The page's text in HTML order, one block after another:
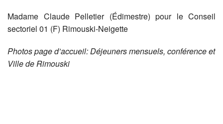
Madame Claude Pelletier (Édimestre) pour le Conseil
sectoriel 01 (F) Rimouski-Neigette
Photos page d’accueil: Déjeuners mensuels, conférence et
Ville de Rimouski